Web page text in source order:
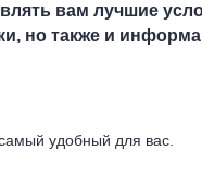
баки и
вам лучшие
но также и
удобный для вас.